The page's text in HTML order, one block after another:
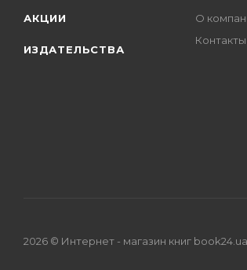
АКЦИИ
ИЗДАТЕЛЬСТВА
О
Контакты
2026 © Интернет - магазин книг book24.ua